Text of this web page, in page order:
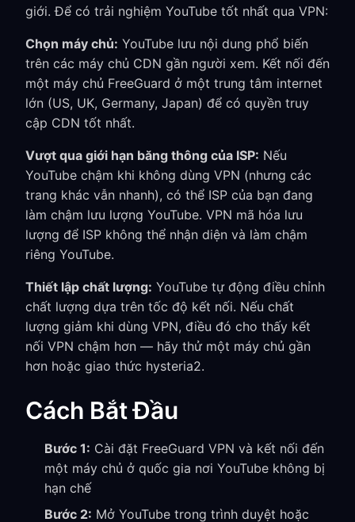
giới. Để có trải nghiệm YouTube tốt nhất qua VPN:
Chọn máy chủ: YouTube lưu nội dung phổ biến
trên các máy chủ CDN gần người xem. Kết nối đến
một máy chủ FreeGuard ở một trung tâm internet
lớn (US, UK, Germany, Japan) để có quyền truy
cập CDN tốt nhất.
Vượt qua giới hạn băng thông của ISP: Nếu
YouTube chậm khi không dùng VPN (nhưng các
trang khác vẫn nhanh), có thể ISP của bạn đang
làm chậm lưu lượng YouTube. VPN mã hóa lưu
lượng để ISP không thể nhận diện và làm chậm
riêng YouTube.
Thiết lập chất lượng: YouTube tự động điều chỉnh
chất lượng dựa trên tốc độ kết nối. Nếu chất
lượng giảm khi dùng VPN, điều đó cho thấy kết
nối VPN chậm hơn — hãy thử một máy chủ gần
hơn hoặc giao thức hysteria2.
Cách Bắt Đầu
Bước 1: Cài đặt FreeGuard VPN và kết nối đến
một máy chủ ở quốc gia nơi YouTube không bị
hạn chế
Bước 2: Mở YouTube trong trình duyệt hoặc